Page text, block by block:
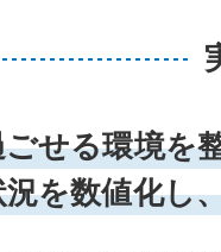
せる環境を
を数値化し